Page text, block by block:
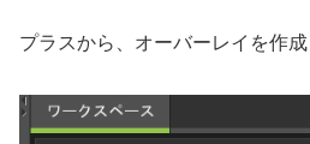
プラスから、オーバーレイを作成